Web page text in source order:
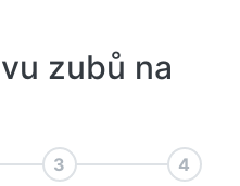
zubů na
3 4